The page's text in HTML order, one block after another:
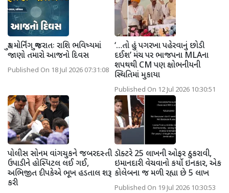
ગુડ મોર્નિંગ ગુજરાતઃ રાશિ ભવિષ્યમાં
જાણો તમારો આજનો દિવસ
Published On 18 Jul 2026 07:31:08
‘…તો હું પગરખા પહેરવાનું છોડી
દઈશ’ મંચ પર ભાજપના MLAના
શપથથી CM પણ ક્ષોભનીયની
સ્થિતિમાં મુકાયા
Published On 12 Jul 2026 10:30:51
પોલીસ સોનમ વાંગચુકને જબરદસ્તી
ઉપાડીને હોસ્પિટલ લઈ ગઈ,
અભિજીત દીપકેએ ભૂખ હડતાલ શરૂ
કરી
ડૉક્ટરે 25 લાખની ઓફર ઠુકરાવી,
ઇમાનદારી વેચવાનો કર્યો ઇનકાર, એક
કોલેબના જ મળી રહ્યા છે 5 લાખ
Published On 19 Jul 2026 10:30:53